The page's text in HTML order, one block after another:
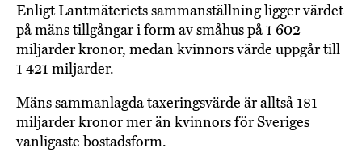
Enligt Lantmäteriets sammanställning ligger värdet
på mäns tillgångar i form av småhus på 1 602
miljarder kronor, medan kvinnors värde uppgår till
1 421 miljarder.
Mäns sammanlagda taxeringsvärde är alltså 181
miljarder kronor mer än kvinnors för Sveriges
vanligaste bostadsform.